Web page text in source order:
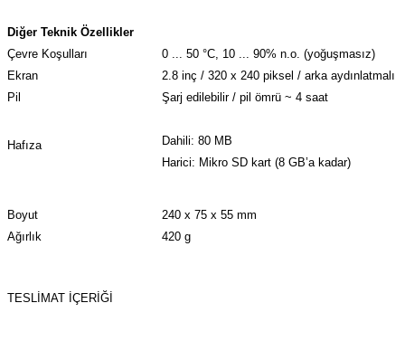
Diğer Teknik Özellikler
Çevre Koşulları
0 ... 50 °C, 10 ... 90% n.o. (yoğuşmasız)
Ekran
2.8 inç / 320 x 240 piksel / arka aydınlatmalı
Pil
Şarj edilebilir / pil ömrü ~ 4 saat
Hafıza
Dahili: 80 MB
Harici: Mikro SD kart (8 GB’a kadar)
Boyut
240 x 75 x 55 mm
Ağırlık
420 g
TESLİMAT İÇERİĞİ